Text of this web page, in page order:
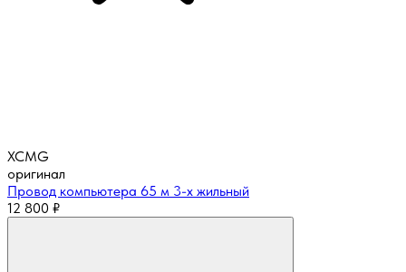
XCMG
оригинал
Провод компьютера 65 м 3-х жильный
12 800 ₽